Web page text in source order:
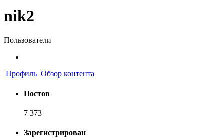
nik2
Пользователи
Профиль Обзор контента
Постов
7 373
Зарегистрирован